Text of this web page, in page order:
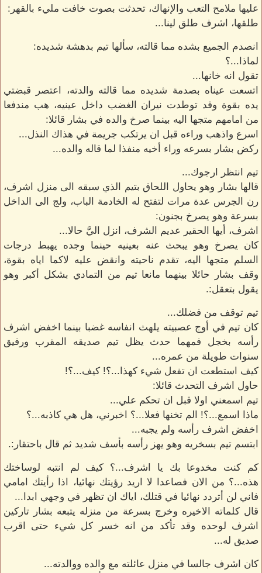
عليها ملامح التعب والإنهاك، تحدثت بصوت خافت مليء بالقهر:
طلقها، اشرف طلق لينا...
انصدم الجميع بشده مما قالته، سألها تيم بدهشة شديده:
لماذا...؟
تقول انه خانها...
اتسعت عيناه بصدمة شديده مما قالته والدته، اعتصر قبضتي
يده بقوة وقد توطدت نيران الغضب داخل عينيه، هب مندفعا
من امامهم متجها اليه بينما صرخ والده في بشار قائلا:
اسرع واذهب وراءه قبل ان يرتكب جريمة في هذاك النذل...
ركض بشار بسرعه وراء أخيه منفذا لما قاله والده...
تيم انتظر ارجوك...
قالها بشار وهو يحاول اللحاق بتيم الذي سبقه الى منزل اشرف،
رن الجرس عدة مرات لتفتح له الخادمة الباب، ولج الى الداخل
بسرعة وهو يصرخ بجنون:
اشرف، أيها الحقير عديم الشرف، انزل اليَّ حالا...
كان يصرخ وهو يبحث عنه بعينيه حينما وجده يهبط درجات
السلم متجها اليه، تقدم ناحيته وانقض عليه لاكما اياه بقوة،
وقف بشار حائلا بينهما مانعا تيم من التمادي بشكل أكبر وهو
يقول بتعقل:.
تيم توقف من فضلك...
كان تيم في أوج عصبيته يلهث انفاسه غضبا بينما اخفض اشرف
رأسه بخجل فمهما حدث يظل تيم صديقه المقرب ورفيق
سنوات طويلة من عمره...
كيف استطعت ان تفعل شيء كهذا...؟! كيف...؟!
حاول اشرف التحدث قائلا:
تيم اسمعني اولا قبل ان تحكم علي...
ماذا اسمع...؟! الم تخنها فعلا...؟ اخبرني، هل هي كاذبه...؟
اخفض اشرف رأسه ولم يجبه...
ابتسم تيم بسخريه وهو يهز رأسه بأسف شديد ثم قال باحتقار:.
كم كنت مخدوعا بك يا اشرف...؟ كيف لم انتبه لوساختك
هذه...؟ من الان فصاعدا لا اريد رؤيتك نهائيا، اذا رأيتك امامي
فاني لن أتردد نهائيا في قتلك، اياك ان تظهر في وجهي ابدا...
قال كلماته الاخيره وخرج بسرعة من منزله يتبعه بشار تاركين
اشرف لوحده وقد تأكد من انه خسر كل شيء حتى اقرب
صديق له...
كان اشرف جالسا في منزل عائلته مع والده ووالدته...